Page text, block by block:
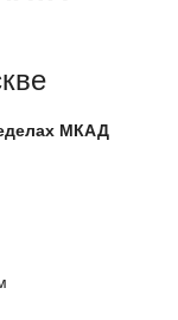
МКАД